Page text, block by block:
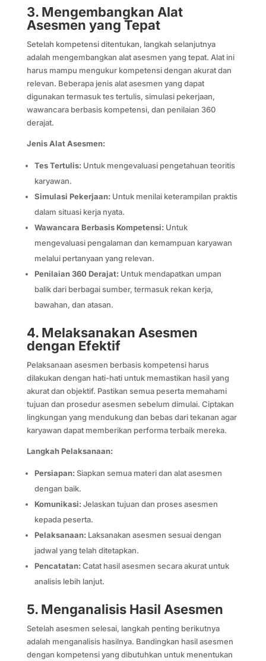
3. Mengembangkan Alat
Asesmen yang Tepat
Setelah kompetensi ditentukan, langkah selanjutnya
adalah mengembangkan alat asesmen yang tepat. Alat ini
harus mampu mengukur kompetensi dengan akurat dan
relevan. Beberapa jenis alat asesmen yang dapat
digunakan termasuk tes tertulis, simulasi pekerjaan,
wawancara berbasis kompetensi, dan penilaian 360
derajat.
Jenis Alat Asesmen:
Tes Tertulis: Untuk mengevaluasi pengetahuan teoritis
karyawan.
Simulasi Pekerjaan: Untuk menilai keterampilan praktis
dalam situasi kerja nyata.
Wawancara Berbasis Kompetensi: Untuk
mengevaluasi pengalaman dan kemampuan karyawan
melalui pertanyaan yang relevan.
Penilaian 360 Derajat: Untuk mendapatkan umpan
balik dari berbagai sumber, termasuk rekan kerja,
bawahan, dan atasan.
4. Melaksanakan Asesmen
dengan Efektif
Pelaksanaan asesmen berbasis kompetensi harus
dilakukan dengan hati-hati untuk memastikan hasil yang
akurat dan objektif. Pastikan semua peserta memahami
tujuan dan prosedur asesmen sebelum dimulai. Ciptakan
lingkungan yang mendukung dan bebas dari tekanan agar
karyawan dapat memberikan performa terbaik mereka.
Langkah Pelaksanaan:
Persiapan: Siapkan semua materi dan alat asesmen
dengan baik.
Komunikasi: Jelaskan tujuan dan proses asesmen
kepada peserta.
Pelaksanaan: Laksanakan asesmen sesuai dengan
jadwal yang telah ditetapkan.
Pencatatan: Catat hasil asesmen secara akurat untuk
analisis lebih lanjut.
5. Menganalisis Hasil Asesmen
Setelah asesmen selesai, langkah penting berikutnya
adalah menganalisis hasilnya. Bandingkan hasil asesmen
dengan kompetensi yang dibutuhkan untuk menentukan